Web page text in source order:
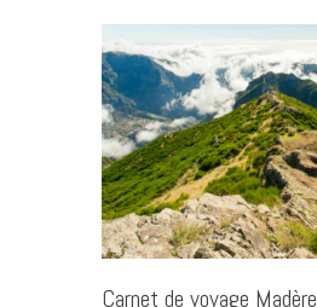
Carnet de voyage Madère